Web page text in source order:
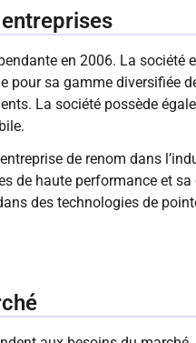
en 2006. La société
pour sa gamme diversifiée
La société possède
de renom dans
de haute performance et
des technologies de